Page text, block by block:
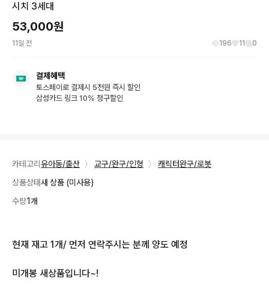
시치 3세대
53,000원
11일 전 196 11 0
결제혜택
토스페이로 결제시 5천원 즉시 할인
삼성카드 링크 10% 청구할인
카테고리 유아동/출산 〉 교구/완구/인형 〉
캐릭터완구/로봇
상품상태새 상품 (미사용)
수량1개
현재 재고 1개/ 먼저 연락주시는 분께 양도 예정
미개봉 새상품입니다~!